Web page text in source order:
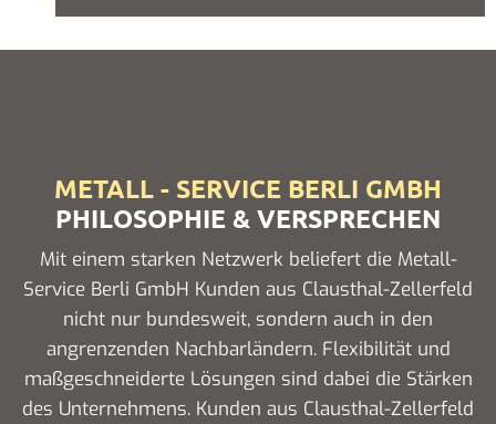
METALL - SERVICE BERLI GMBH
PHILOSOPHIE & VERSPRECHEN
Mit einem starken Netzwerk beliefert die Metall-
Service Berli GmbH Kunden aus Clausthal-Zellerfeld
nicht nur bundesweit, sondern auch in den
angrenzenden Nachbarländern. Flexibilität und
maßgeschneiderte Lösungen sind dabei die Stärken
des Unternehmens. Kunden aus Clausthal-Zellerfeld